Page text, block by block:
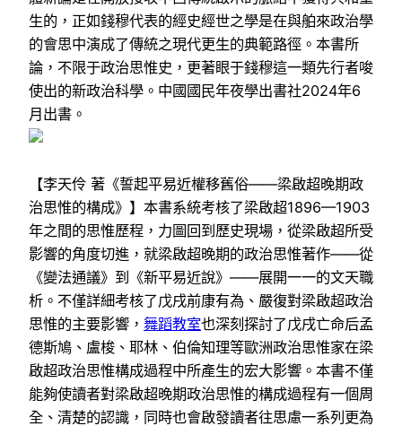
生的，正如錢穆代表的經史經世之學是在與舶來政治學
的會思中演成了傳統之現代更生的典範路徑。本書所
論，不限于政治思惟史，更著眼于錢穆這一類先行者唆
使出的新政治科學。中國國民年夜學出書社2024年6
月出書。
【李天伶 著《誓起平易近權移舊俗——梁啟超晚期政
治思惟的構成》】本書系統考核了梁啟超1896—1903
年之間的思惟歷程，力圖回到歷史現場，從梁啟超所受
影響的角度切進，就梁啟超晚期的政治思惟著作——從
《變法通議》到《新平易近說》——展開一一的文天職
析。不僅詳細考核了戊戌前康有為、嚴復對梁啟超政治
思惟的主要影響， 舞蹈教室也深刻探討了戊戌亡命后孟
德斯鳩、盧梭、耶林、伯倫知理等歐洲政治思惟家在梁
啟超政治思惟構成過程中所產生的宏大影響。本書不僅
能夠使讀者對梁啟超晚期政治思惟的構成過程有一個周
全、清楚的認識，同時也會啟發讀者往思慮一系列更為